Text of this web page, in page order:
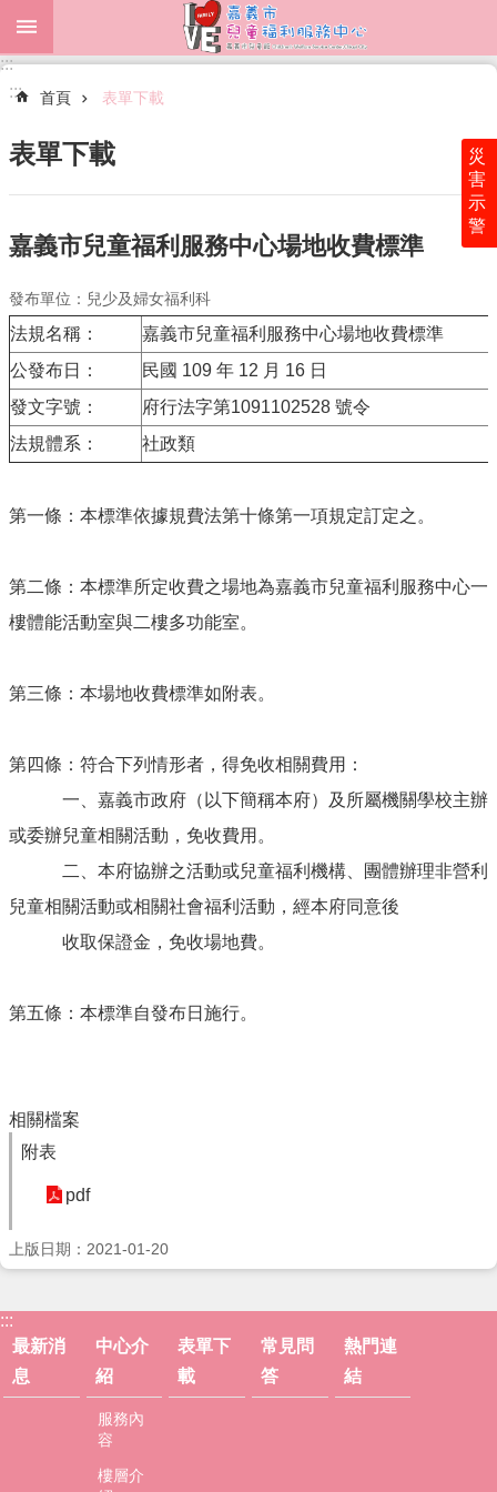
跳到主要內容區塊
進
階
最
新
息
中
心
介
紹
表
下
載
見
問
熱
門
結
首
頁
站
嘉
義
處
嘉
府
安
全
政
災
害
示
警
:::
:::
首頁 表單下載
表單下載
嘉義市兒童福利服務中心場地收費標準
發布單位：兒少及婦女福利科
法規名稱：
嘉義市兒童福利服務中心場地收費標準
公發布日：
民國 109 年 12 月 16 日
發文字號：
府行法字第1091102528 號令
法規體系：
社政類
第一條：本標準依據規費法第十條第一項規定訂定之。
第二條：本標準所定收費之場地為嘉義市兒童福利服務中心一
樓體能活動室與二樓多功能室。
第三條：本場地收費標準如附表。
第四條：符合下列情形者，得免收相關費用：
一、嘉義市政府（以下簡稱本府）及所屬機關學校主辦
或委辦兒童相關活動，免收費用。
二、本府協辦之活動或兒童福利機構、團體辦理非營利
兒童相關活動或相關社會福利活動，經本府同意後
收取保證金，免收場地費。
第五條：本標準自發布日施行。
相關檔案
附表
pdf
上版日期：2021-01-20
:::
最新消
息
中心介
紹
服務內
容
樓層介
表單下
載
常見問
答
熱門連
結